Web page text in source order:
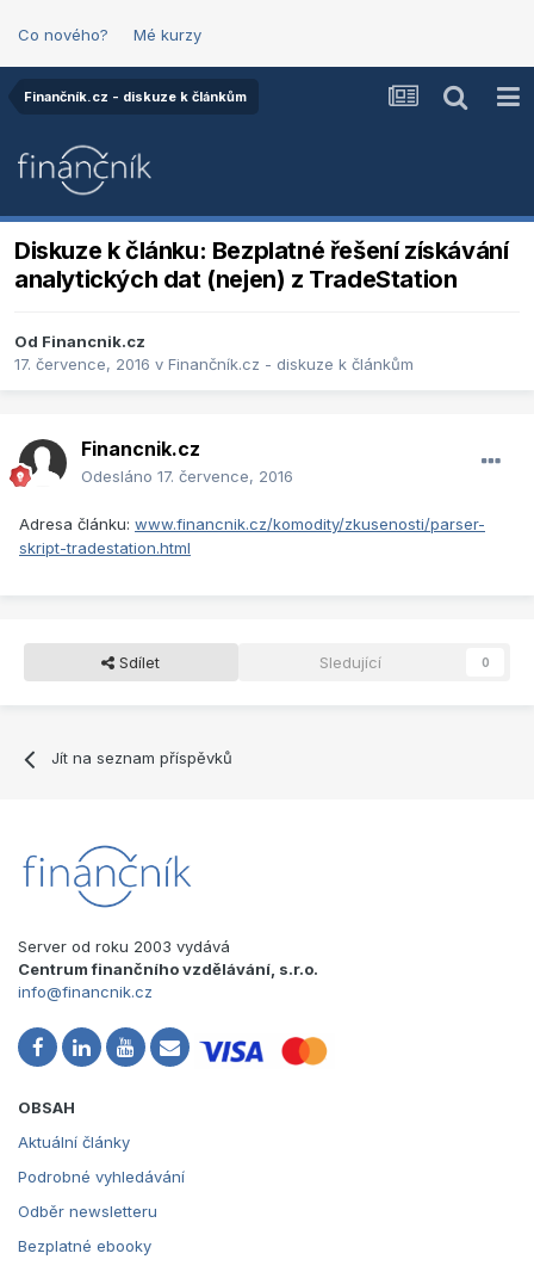
Co nového? Mé kurzy
Finančník.cz - diskuze k článkům
Diskuze k článku: Bezplatné řešení získávání
analytických dat (nejen) z TradeStation
Od Financnik.cz
17. července, 2016 v Finančník.cz - diskuze k článkům
Financnik.cz
Odesláno 17. července, 2016
Adresa článku: www.financnik.cz/komodity/zkusenosti/parser-
skript-tradestation.html
Sdílet Sledující 0
Jít na seznam příspěvků
Server od roku 2003 vydává
Centrum finančního vzdělávání, s.r.o.
info@financnik.cz
OBSAH
Aktuální články
Podrobné vyhledávání
Odběr newsletteru
Bezplatné ebooky